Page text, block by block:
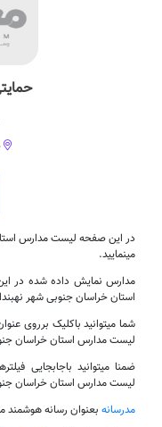
در این صفحه لیست مدارس
مینمایید.
مدارس نمایش داده شده در
استان خراسان جنوبی شهر
شما میتوانید باکلیک برروی
لیست مدارس استان خراسان
ضمنا میتوانید باجابجایی
لیست مدارس استان خراسان
مدرسانه بعنوان رسانه